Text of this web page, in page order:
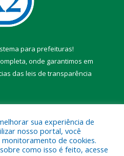
para prefeituras!
onde garantimos em
das leis de transparência
sua experiência de
nosso portal, você
de cookies.
como isso é feito, acesse